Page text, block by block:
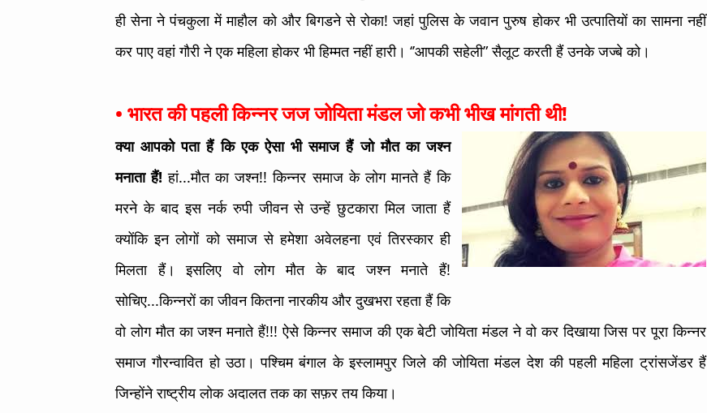
ही सेना ने पंचकुला में माहौल को और बिगडने से रोका! जहां पुलिस के जवान पुरुष होकर भी उत्पातियों का सामना नहीं
कर पाए वहां गौरी ने एक महिला होकर भी हिम्मत नहीं हारी। ‘’आपकी सहेली” सैलूट करती हैं उनके जज्बे को।
• भारत की पहली किन्नर जज जोयिता मंडल जो कभी भीख मांगती थी!
क्या आपको पता हैं कि एक ऐसा भी समाज हैं जो मौत का जश्न
मनाता हैं!हां...मौत का जश्न!! किन्नर समाज के लोग मानते हैं कि
मरने के बाद इस नर्क रुपी जीवन से उन्हें छुटकारा मिल जाता हैं
क्योंकि इन लोगों को समाज से हमेशा अवेलहना एवं तिरस्कार ही
मिलता हैं। इसलिए वो लोग मौत के बाद जश्न मनाते हैं!
सोचिए...किन्नरों का जीवन कितना नारकीय और दुखभरा रहता हैं कि
वो लोग मौत का जश्न मनाते हैं!!! ऐसे किन्नर समाज की एक बेटी जोयिता मंडल ने वो कर दिखाया जिस पर पूरा किन्नर
समाज गौरन्वावित हो उठा। पश्चिम बंगाल के इस्लामपुर जिले की जोयिता मंडल देश की पहली महिला ट्रांसजेंडर हैं
जिन्होंने राष्ट्रीय लोक अदालत तक का सफ़र तय किया।